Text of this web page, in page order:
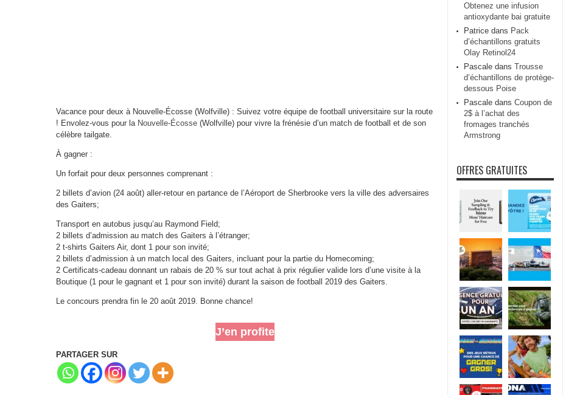
Vacance pour deux à Nouvelle-Écosse (Wolfville) : Suivez votre équipe de football universitaire sur la route
! Envolez-vous pour la Nouvelle-Écosse (Wolfville) pour vivre la frénésie d’un match de football et de son
célèbre tailgate.
À gagner :
Un forfait pour deux personnes comprenant :
2 billets d’avion (24 août) aller-retour en partance de l’Aéroport de Sherbrooke vers la ville des adversaires
des Gaiters;
Transport en autobus jusqu’au Raymond Field;
2 billets d’admission au match des Gaiters à l’étranger;
2 t-shirts Gaiters Air, dont 1 pour son invité;
2 billets d’admission à un match local des Gaiters, incluant pour la partie du Homecoming;
2 Certificats-cadeau donnant un rabais de 20 % sur tout achat à prix régulier valide lors d’une visite à la
Boutique (1 pour le gagnant et 1 pour son invité) durant la saison de football 2019 des Gaiters.
Le concours prendra fin le 20 août 2019. Bonne chance!
J’en profite
PARTAGER SUR
Obtenez une infusion
antioxydante bai gratuite
Patrice dans Pack
d’échantillons gratuits
Olay Retinol24
Pascale dans Trousse
d’échantillons de protège-
dessous Poise
Pascale dans Coupon de
2$ à l’achat des
fromages tranchés
Armstrong
OFFRES GRATUITES